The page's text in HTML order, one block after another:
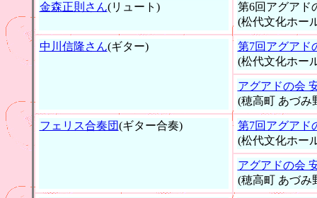
金森正則さん(リュート)
第6回アグアド
(松代文化ホー
中川信隆さん(ギター)
第7回アグアド
(松代文化ホー
アグアドの会
(穂高町 あづみ
フェリス合奏団(ギター合奏)
第7回アグアド
(松代文化ホー
アグアドの会
(穂高町 あづみ